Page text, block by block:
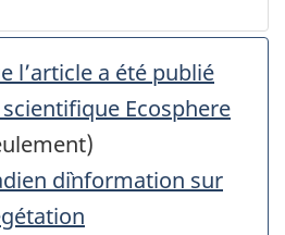
l’article a été publié
Ecosphere
d`information sur